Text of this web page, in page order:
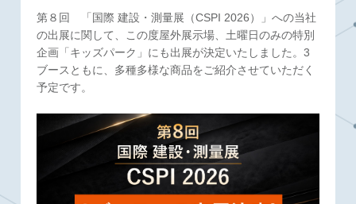
第８回 「国際 建設・測量展（CSPI 2026）」への当社
の出展に関して、この度屋外展示場、土曜日のみの特別
企画「キッズパーク」にも出展が決定いたしました。3
ブースともに、多種多様な商品をご紹介させていただく
予定です。